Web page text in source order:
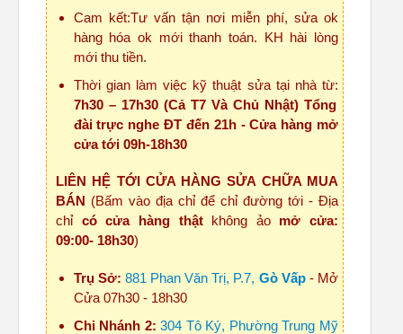
Cam kết:Tư vấn tận nơi miễn phí, sửa ok
hàng hóa ok mới thanh toán. KH hài lòng
mới thu tiền.
Thời gian làm việc kỹ thuật sửa tại nhà từ:
7h30 – 17h30 (Cả T7 Và Chủ Nhật) Tổng
đài trực nghe ĐT đến 21h - Cửa hàng mở
cửa tới 09h-18h30
LIÊN HỆ TỚI CỬA HÀNG SỬA CHỮA MUA
BÁN (Bấm vào địa chỉ để chỉ đường tới - Địa
chỉ có cửa hàng thậtkhông ảo mở cửa:
09:00- 18h30)
Trụ Sở: 881 Phan Văn Trị, P.7, Gò Vấp- Mở
Cửa 07h30 - 18h30
Chi Nhánh 2: 304 Tô Ký, Phường Trung Mỹ